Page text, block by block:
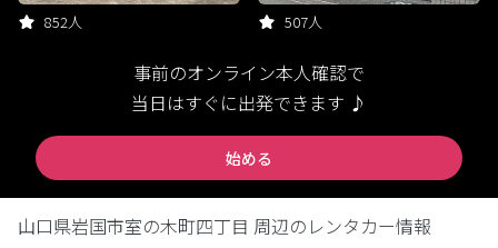
852人 507人
事前のオンライン本人確認で
当日はすぐに出発できます ♪
始める
山口県岩国市室の木町四丁目 周辺のレンタカー情報